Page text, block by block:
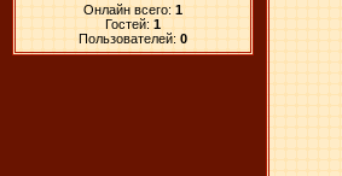
Онлайн всего: 1
Гостей: 1
Пользователей: 0